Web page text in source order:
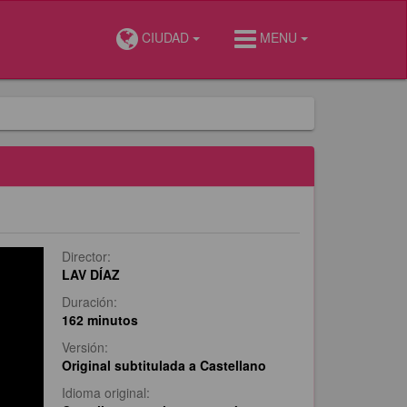
CIUDAD MENU
Director:
LAV DÍAZ
Duración:
162 minutos
Versión:
Original subtitulada a Castellano
Idioma original: